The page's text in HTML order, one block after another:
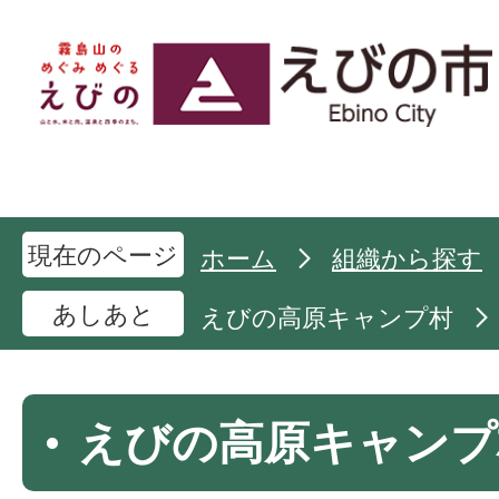
現在のページ ホーム
組織から探す
あしあと
えびの高原キャンプ村
えびの高原キャン